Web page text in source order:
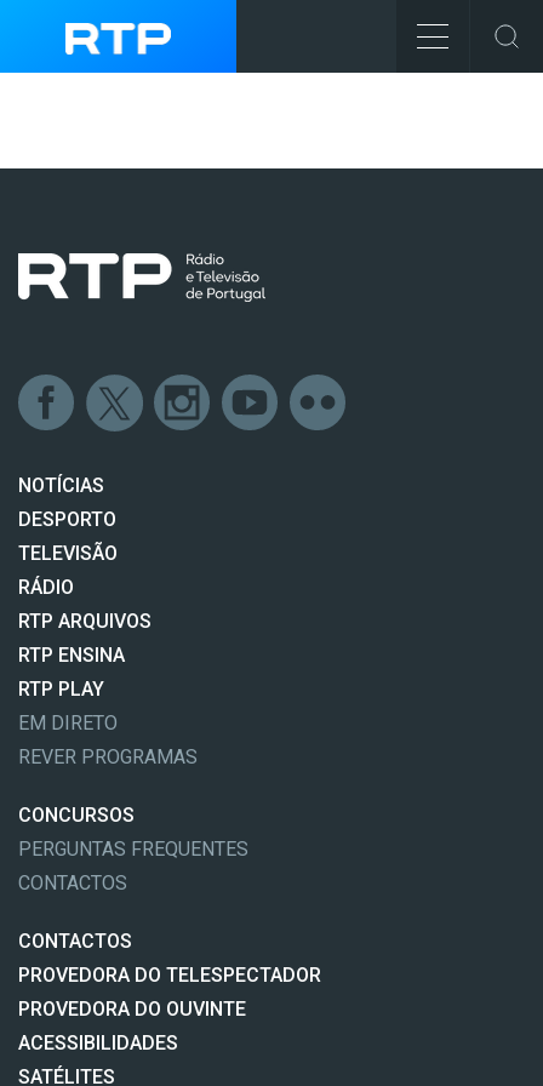
NOTÍCIAS
DESPORTO
TELEVISÃO
RÁDIO
RTP ARQUIVOS
RTP ENSINA
RTP PLAY
EM DIRETO
REVER PROGRAMAS
CONCURSOS
PERGUNTAS FREQUENTES
CONTACTOS
CONTACTOS
PROVEDORA DO TELESPECTADOR
PROVEDORA DO OUVINTE
ACESSIBILIDADES
SATÉLITES